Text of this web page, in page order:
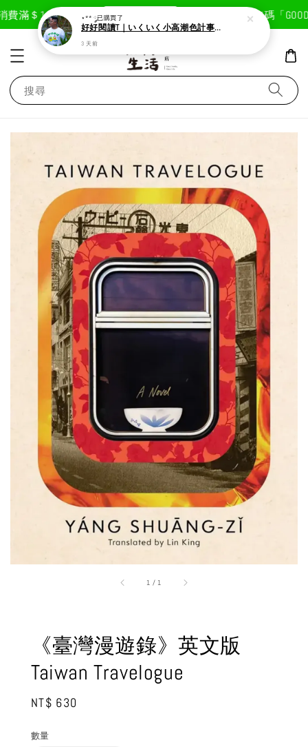
滿＄1800免運費 現在去購物！ 首次註冊輸入折扣碼「
搜尋
1 / 1
《臺灣漫遊錄》英文版
Taiwan Travelogue
Regular
NT$ 630
數量
⋆** ༘已購買了
好好閱讀T｜いくいく小高潮色計事務所X好好生活書店聯名款
3 天前